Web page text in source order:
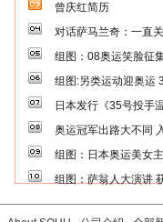
曾庆红简历
对话萨马兰奇：一直
组图：08奥运笑脸征
组图:另类运动迎奥运
日本发行《35号投手
奥运冠军出路大不同
组图：日本奥运美女
组图：萨翁人大演讲